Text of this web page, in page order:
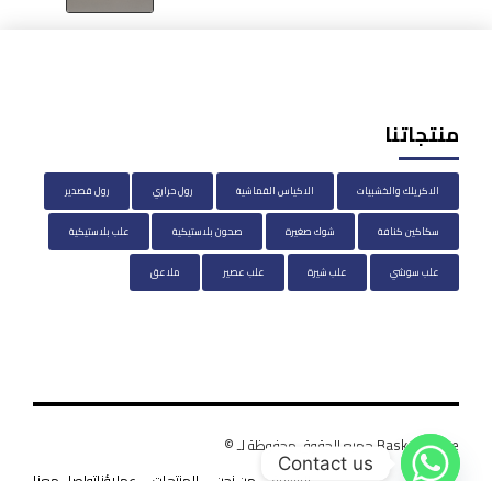
منتجاتنا
الاكريلك والخشبيات الاكياس القماشية رول حراري رول قصدير
سكاكين كنافة شوك صغيرة صحون بلاستيكية علب بلاستيكية
علب سوشي علب شيرة علب عصير ملاعق
BasketHouse جميع الحقوق محفوظة لـ ©
Contact us